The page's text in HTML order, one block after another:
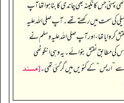
پہنی جس کا نگینہ بھی چاندی کا بنا ہوا تھا آپ
کی سمت میں رکھتے تھے۔آپ صلی اللہ علیہ
کروایا تھا، اور آپ صلی اللہ علیہ وسلم نے
کی مطابق نقش بنوائے۔ یہ وہی انگوٹھی
سے”اریس“کے کنویں میں گر گئی تھی۔[مسند